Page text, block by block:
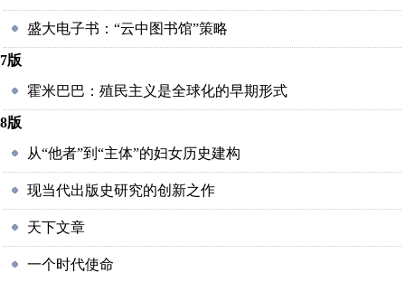
盛大电子书：“云中图书馆”策略
7版
霍米巴巴：殖民主义是全球化的早期形式
8版
从“他者”到“主体”的妇女历史建构
现当代出版史研究的创新之作
天下文章
一个时代使命